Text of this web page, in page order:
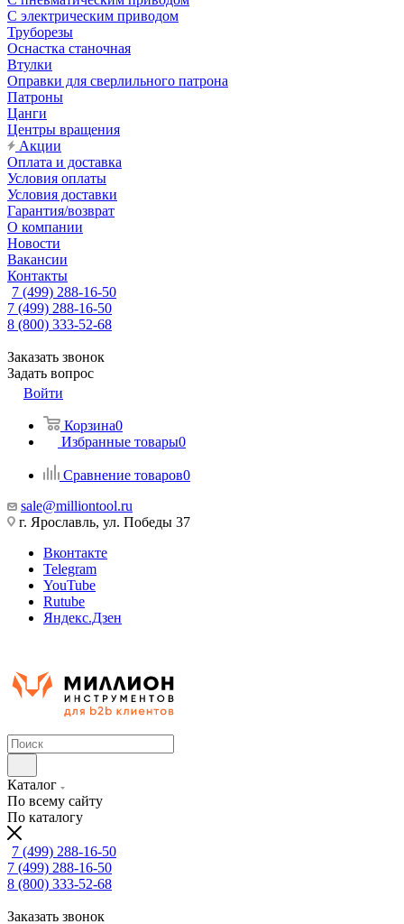
С электрическим приводом
Труборезы
Оснастка станочная
Втулки
Оправки для сверлильного патрона
Патроны
Цанги
Центры вращения
Акции
Оплата и доставка
Условия оплаты
Условия доставки
Гарантия/возврат
О компании
Новости
Вакансии
Контакты
7 (499) 288-16-50
7 (499) 288-16-50
8 (800) 333-52-68
Заказать звонок
Задать вопрос
Войти
Корзина0
Избранные товары0
Сравнение товаров0
sale@milliontool.ru
г. Ярославль, ул. Победы 37
Вконтакте
Telegram
YouTube
Rutube
Яндекс.Дзен
Каталог
По всему сайту
По каталогу
7 (499) 288-16-50
7 (499) 288-16-50
8 (800) 333-52-68
Заказать звонок